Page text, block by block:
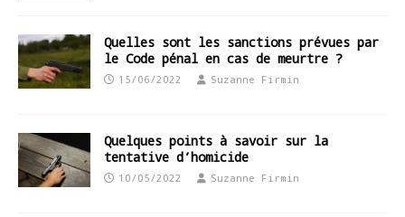
Quelles sont les sanctions prévues par
le Code pénal en cas de meurtre ?
15/06/2022 Suzanne Firmin
Quelques points à savoir sur la
tentative d’homicide
10/05/2022 Suzanne Firmin